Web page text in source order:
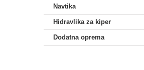
Navtika
Hidravlika za kiper
Dodatna oprema